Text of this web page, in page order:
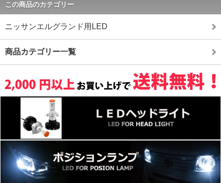
この商品のカテゴリー
ニッサンエルグランド用LED
商品カテゴリー一覧